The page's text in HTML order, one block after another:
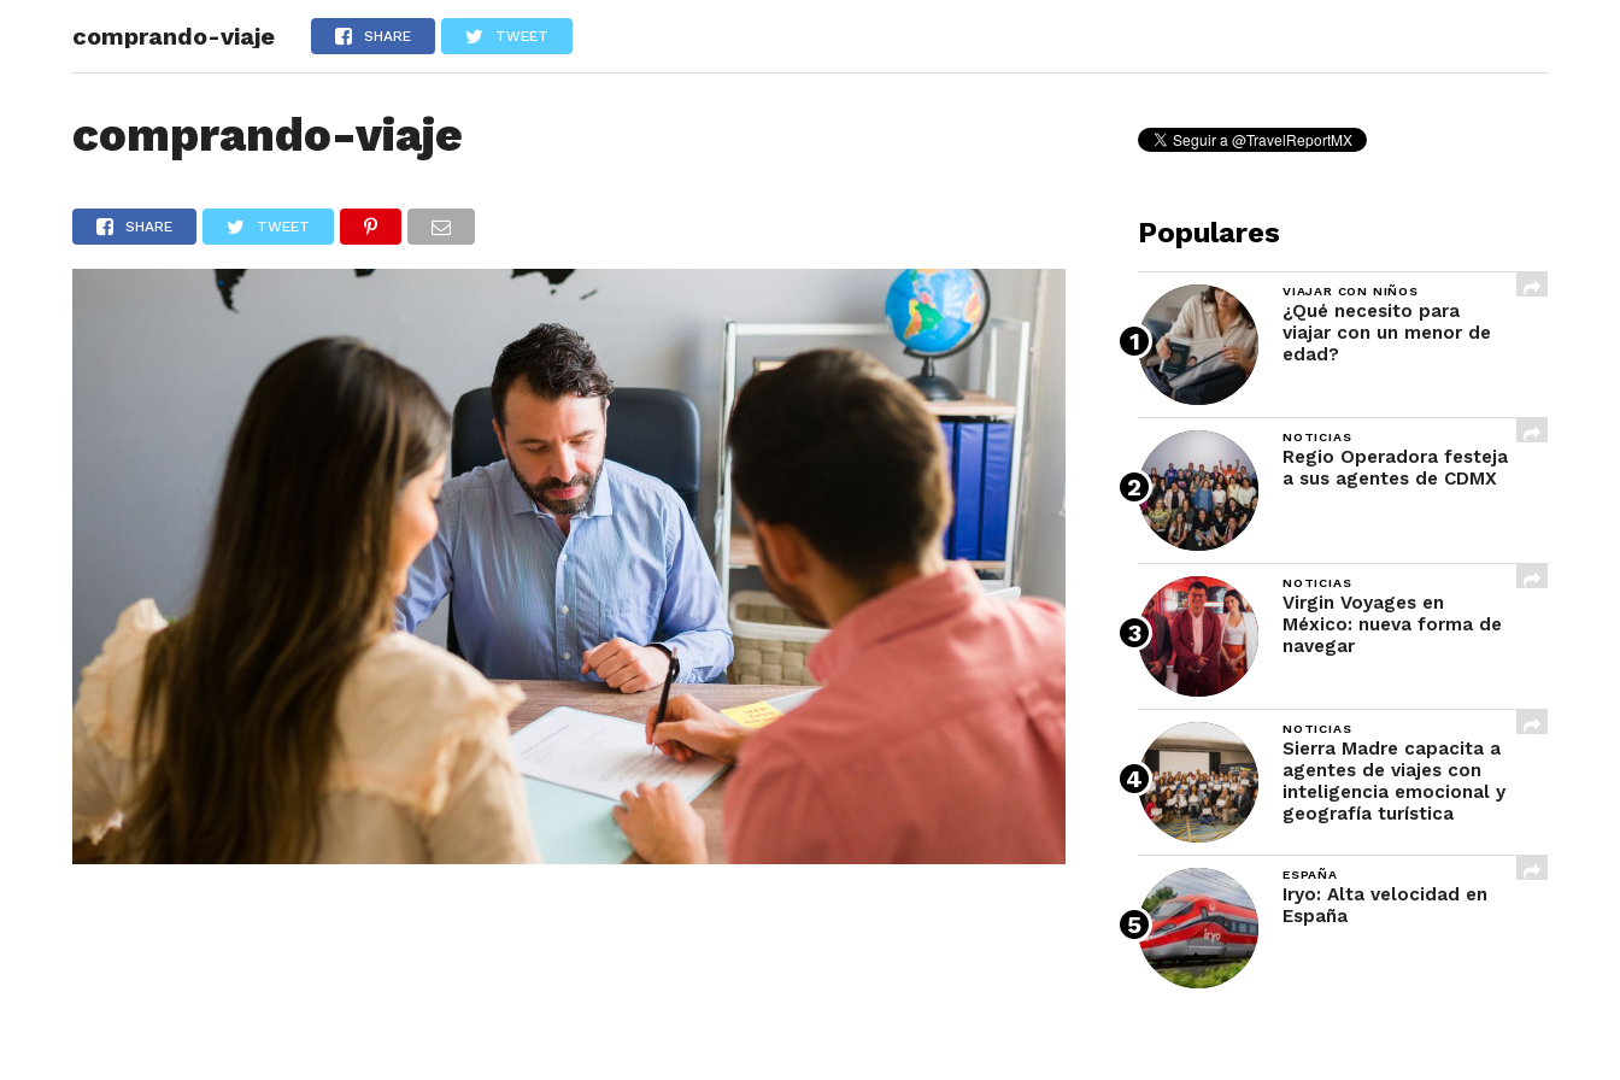
ARTÍCULOS
comprando-viaje SHARE TWEET
comprando-viaje
SHARE TWEET Populares
VIAJAR CON NIÑOS
¿Qué necesito para
viajar con un menor de
edad?
NOTICIAS
Regio Operadora festeja
a sus agentes de CDMX
NOTICIAS
Virgin Voyages en
México: nueva forma de
navegar
NOTICIAS
Sierra Madre capacita a
agentes de viajes con
inteligencia emocional y
geografía turística
ESPAÑA
Iryo: Alta velocidad en
España